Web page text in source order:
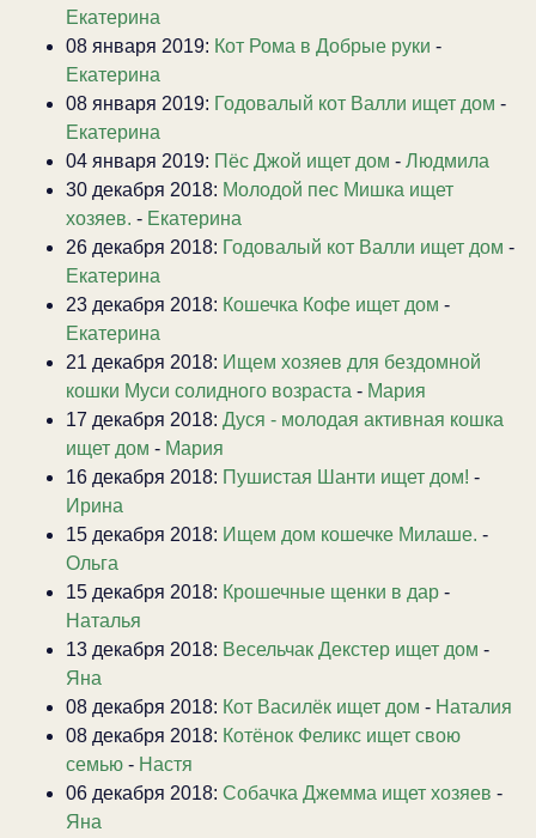
Екатерина
08 января 2019: Кот Рома в Добрые руки -
Екатерина
08 января 2019: Годовалый кот Валли ищет дом -
Екатерина
04 января 2019: Пёс Джой ищет дом - Людмила
30 декабря 2018: Молодой пес Мишка ищет
хозяев. - Екатерина
26 декабря 2018: Годовалый кот Валли ищет дом -
Екатерина
23 декабря 2018: Кошечка Кофе ищет дом -
Екатерина
21 декабря 2018: Ищем хозяев для бездомной
кошки Муси солидного возраста - Мария
17 декабря 2018: Дуся - молодая активная кошка
ищет дом - Мария
16 декабря 2018: Пушистая Шанти ищет дом! -
Ирина
15 декабря 2018: Ищем дом кошечке Милаше. -
Ольга
15 декабря 2018: Крошечные щенки в дар -
Наталья
13 декабря 2018: Весельчак Декстер ищет дом -
Яна
08 декабря 2018: Кот Василёк ищет дом - Наталия
08 декабря 2018: Котёнок Феликс ищет свою
семью - Настя
06 декабря 2018: Собачка Джемма ищет хозяев -
Яна